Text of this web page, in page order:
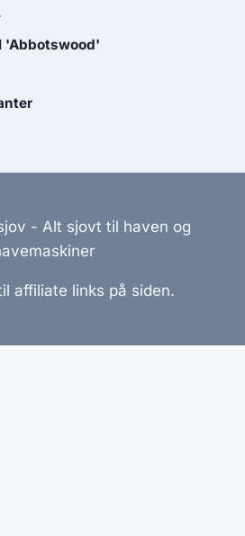
'Abbotswood'
- Alt sjovt til haven og
affiliate links på siden.